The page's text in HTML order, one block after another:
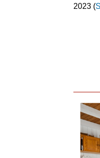
2023 (